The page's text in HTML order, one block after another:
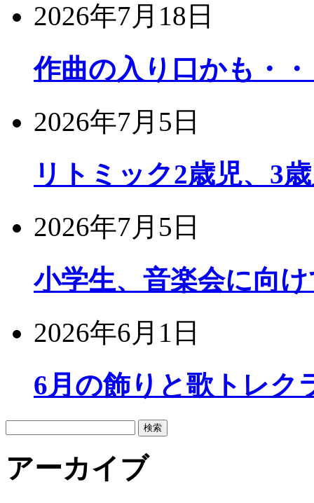
2026年7月18日
作曲の入り口かも・
2026年7月5日
リトミック2歳児、3
2026年7月5日
小学生、音楽会に向
2026年6月1日
6月の飾りと歌トレク
アーカイブ